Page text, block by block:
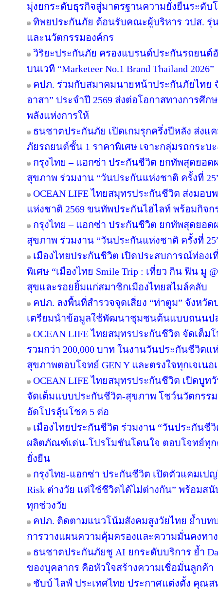
มุ่งยกระดับธุรกิจสู่มาตรฐานความยั่งยืนระดับ
ทิพยประกันภัย ต้อนรับคณะผู้บริหาร วปส. รุ่
และนวัตกรรมองค์กร
วิริยะประกันภัย ครองแบรนด์ประกันรถยนต์
บนเวที “Marketeer No.1 Brand Thailand 2026”
คปภ. ร่วมกับสมาคมนายหน้าประกันภัยไทย
อาสา” ประจำปี 2569 ส่งต่อโอกาสทางการศึ
พลังแห่งการให้
ธนชาตประกันภัย เปิดเกมรุกครึ่งปีหลัง ส่งแ
ภัยรถยนต์ชั้น 1 ราคาพิเศษ เจาะกลุ่มรถกระบ
กรุงไทย – แอกซ่า ประกันชีวิต ยกทัพสุดยอ
สุขภาพ ร่วมงาน “วันประกันแห่งชาติ ครั้งที่
OCEAN LIFE ไทยสมุทรประกันชีวิต ส่งมอ
แห่งชาติ 2569 ขนทัพประกันไฮไลท์ พร้อมกิจ
กรุงไทย – แอกซ่า ประกันชีวิต ยกทัพสุดยอ
สุขภาพ ร่วมงาน “วันประกันแห่งชาติ ครั้งที่
เมืองไทยประกันชีวิต เปิดประสบการณ์ท่อง
พิเศษ “เมืองไทย Smile Trip : เที่ยว กิน ฟิน มู
สุขและรอยยิ้มแก่สมาชิกเมืองไทยสไมล์คลับ
คปภ. ลงพื้นที่สำรวจจุดเสี่ยง “ท่าตูม” จังหวั
เตรียมนำข้อมูลใช้พัฒนาชุมชนต้นแบบถนนป
OCEAN LIFE ไทยสมุทรประกันชีวิต จัดเต็
รวมกว่า 200,000 บาท ในงานวันประกันชีวิตแ
สุขภาพตอบโจทย์ GEN Y และตรงใจทุกเจเนอ
OCEAN LIFE ไทยสมุทรประกันชีวิต เปิดบู
จัดเต็มแบบประกันชีวิต-สุขภาพ โชว์นวัตกรร
อัดโปรลุ้นโชค 5 ต่อ
เมืองไทยประกันชีวิต ร่วมงาน “วันประกันชี
ผลิตภัณฑ์เด่น-โปรโมชันโดนใจ ตอบโจทย์ทุ
ยั่งยืน
กรุงไทย-แอกซ่า ประกันชีวิต เปิดตัวแคมเปญ
Risk ต่างวัย แต่ใช้ชีวิตได้ไม่ต่างกัน” พร้อมส
ทุกช่วงวัย
คปภ. ติดตามแนวโน้มสังคมสูงวัยไทย ย้ำบ
การวางแผนความคุ้มครองและความมั่นคงทาง
ธนชาตประกันภัยชู AI ยกระดับบริการ ย้ำ
ของบุคลากร คือหัวใจสร้างความเชื่อมั่นลูกค้า
ชับบ์ ไลฟ์ ประเทศไทย ประกาศแต่งตั้ง คุณ